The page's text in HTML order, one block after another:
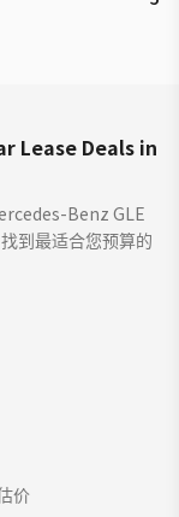
Lease Deals in
Benz GLE
到最适合您预算的
价